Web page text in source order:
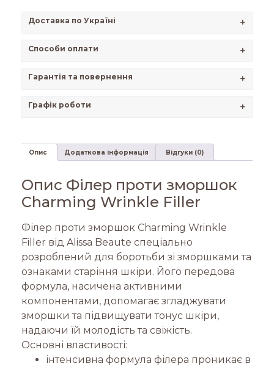
Доставка по Україні +
Способи оплати +
Гарантія та повернення +
Графік роботи +
Опис Додаткова інформація Відгуки (0)
Опис Філер проти зморшок
Charming Wrinkle Filler
Філер проти зморшок Charming Wrinkle
Filler від Alissa Beaute спеціально
розроблений для боротьби зі зморшками та
ознаками старіння шкіри. Його передова
формула, насичена активними
компонентами, допомагає згладжувати
зморшки та підвищувати тонус шкіри,
надаючи їй молодість та свіжість.
Основні властивості:
інтенсивна формула філера проникає в